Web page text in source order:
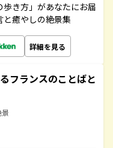
き方」があなたにお届
と癒やしの絶景集
詳細を見る
フランスのことばと